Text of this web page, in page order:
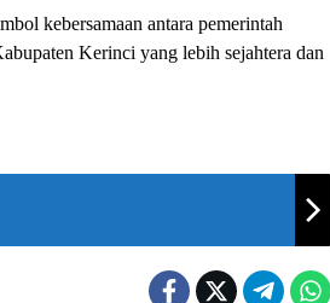
kebersamaan antara pemerintah
Kerinci yang lebih sejahtera dan